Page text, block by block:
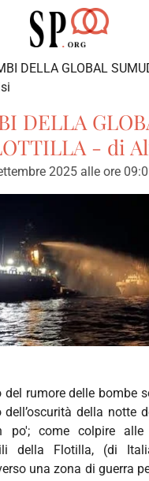
DELLA GLOBAL
DELLA
- di
2025 alle ore
rumore delle bombe
della notte
po'; come colpire
della Flotilla, (di
una zona di guerra